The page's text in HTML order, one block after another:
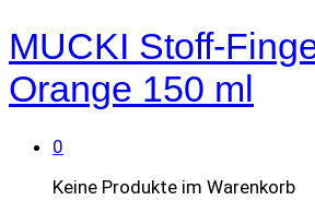
MUCKI Stoff-
Orange 150 ml
0
Keine Produkte im Warenkorb